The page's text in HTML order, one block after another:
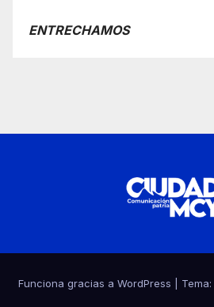
ENTRECHAMOS
Funciona gracias a WordPress Tema: